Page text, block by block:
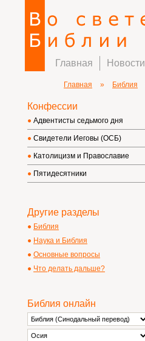
Главная Новости
Главная » Библия
Конфессии
Адвентисты седьмого дня
Свидетели Иеговы (ОСБ)
Католицизм и Православие
Пятидесятники
Другие разделы
Библия
Наука и Библия
Основные вопросы
Что делать дальше?
Библия онлайн